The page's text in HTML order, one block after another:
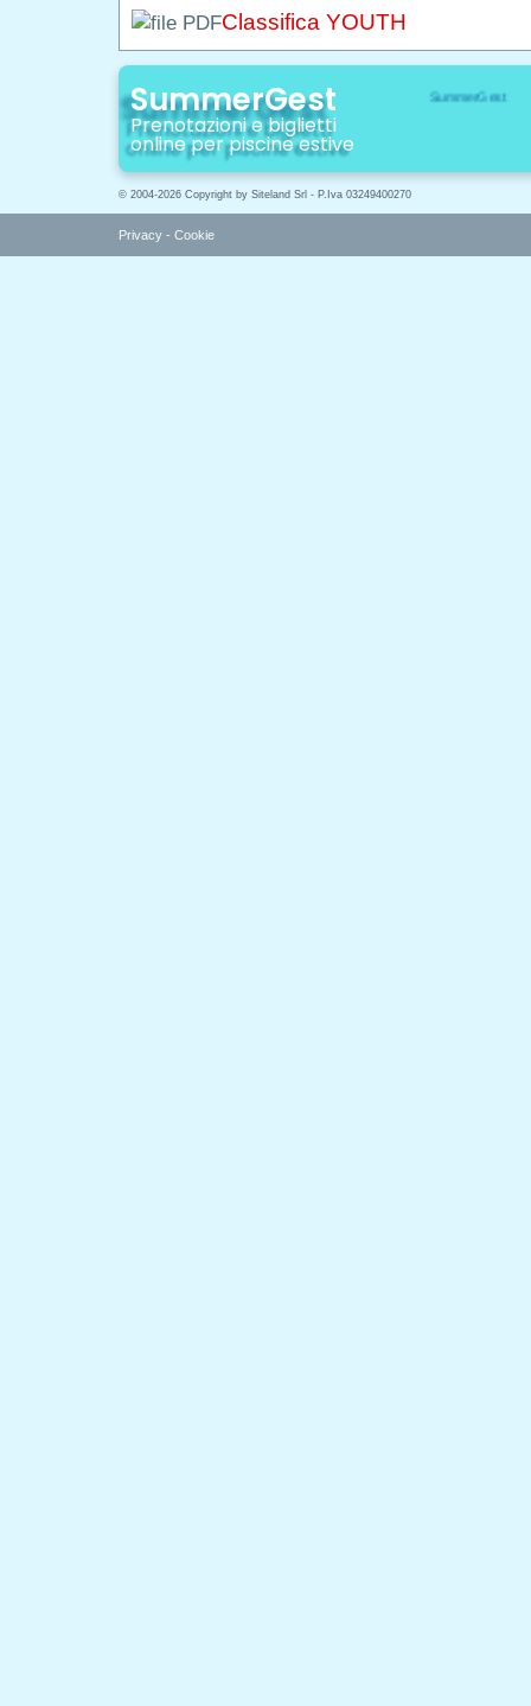
Classifica YOUTH
SummerGest
Prenotazioni e biglietti
online per piscine estive
© 2004-2026 Copyright by Siteland Srl - P.Iva 03249400270
Privacy - Cookie